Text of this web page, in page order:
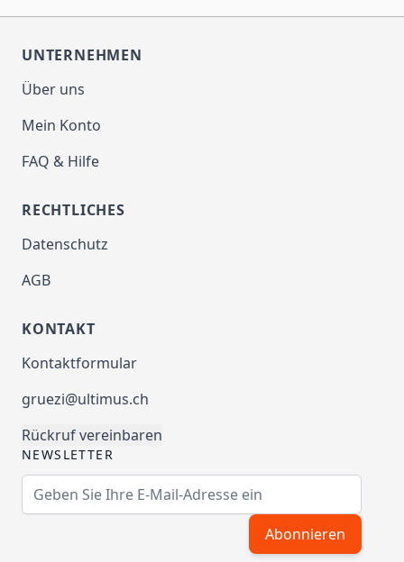
UNTERNEHMEN
Über uns
Mein Konto
FAQ & Hilfe
RECHTLICHES
Datenschutz
AGB
KONTAKT
Kontaktformular
gruezi@ultimus.ch
Rückruf vereinbaren
NEWSLETTER
E-Mailadresse
Abonnieren